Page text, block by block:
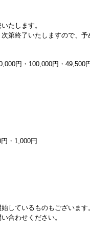
たします。
第終了いたしますので、予
円・100,000円・49,500
・1,000円
しているものもございます
合わせください。